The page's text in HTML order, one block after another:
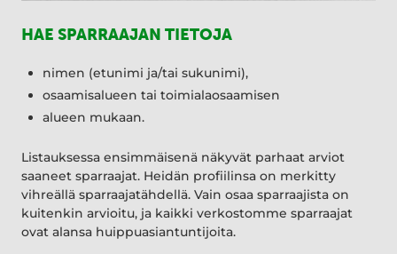
HAE SPARRAAJAN TIETOJA
nimen (etunimi ja/tai sukunimi),
osaamisalueen tai toimialaosaamisen
alueen mukaan.
Listauksessa ensimmäisenä näkyvät parhaat arviot
saaneet sparraajat. Heidän profiilinsa on merkitty
vihreällä sparraajatähdellä. Vain osaa sparraajista on
kuitenkin arvioitu, ja kaikki verkostomme sparraajat
ovat alansa huippuasiantuntijoita.